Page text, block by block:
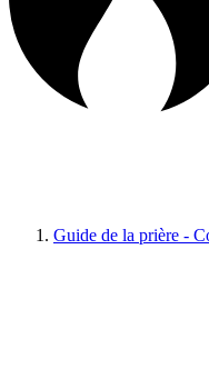
Guide de la prière -